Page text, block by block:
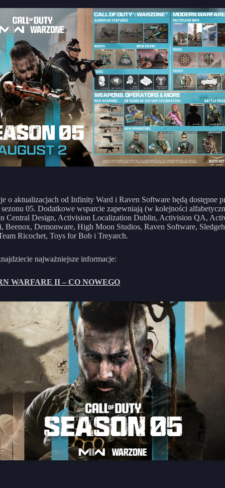
o aktualizacjach od Infinity Ward i Raven Software będą dostępne
sezonu 05. Dodatkowe wsparcie zapewniają (w kolejności
Central Design, Activision Localization Dublin, Activision QA,
Beenox, Demonware, High Moon Studios, Raven Software,
Ricochet, Toys for Bob i Treyarch.
najważniejsze informacje:
WARFARE II – CO NOWEGO